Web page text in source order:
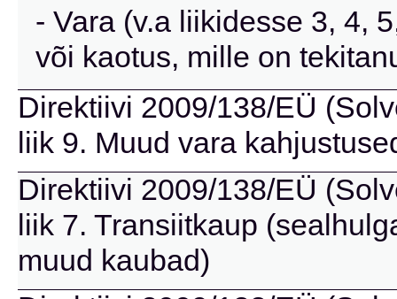
- Vara (v.a liikidesse 3, 4,
või kaotus, mille on
Direktiivi 2009/138/EÜ
liik 9. Muud vara
Direktiivi 2009/138/EÜ
liik 7. Transiitkaup
muud kaubad)